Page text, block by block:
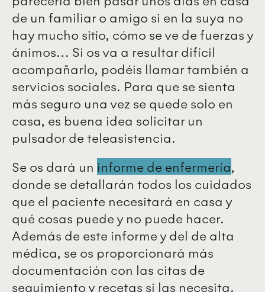
de un familiar o amigo si en la suya no
hay mucho sitio, cómo se ve de fuerzas y
ánimos… Si os va a resultar difícil
acompañarlo, podéis llamar también a
servicios sociales. Para que se sienta
más seguro una vez se quede solo en
casa, es buena idea solicitar un
pulsador de teleasistencia.
Se os dará un informe de enfermería,
donde se detallarán todos los cuidados
que el paciente necesitará en casa y
qué cosas puede y no puede hacer.
Además de este informe y del de alta
médica, se os proporcionará más
documentación con las citas de
seguimiento y recetas si las necesita.